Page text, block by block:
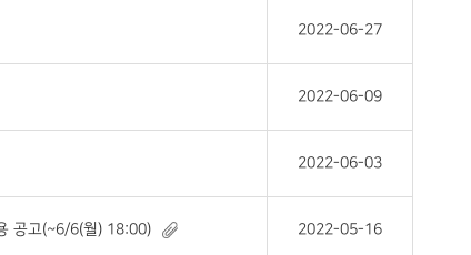
2022-06-27
2022-06-09
2022-06-03
공고(~6/6(월) 18:00) 2022-05-16